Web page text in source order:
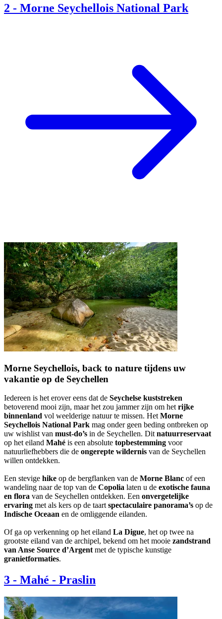
2 - Morne Seychellois National Park
Morne Seychellois, back to nature tijdens uw
vakantie op de Seychellen
Iedereen is het erover eens dat de Seychelse kuststreken
betoverend mooi zijn, maar het zou jammer zijn om het rijke
binnenland vol weelderige natuur te missen. Het Morne
Seychellois National Park mag onder geen beding ontbreken op
uw wishlist van must-do’s in de Seychellen. Dit natuurreservaat
op het eiland Mahé is een absolute topbestemming voor
natuurliefhebbers die de ongerepte wildernis van de Seychellen
willen ontdekken.
Een stevige hike op de bergflanken van de Morne Blanc of een
wandeling naar de top van de Copolia laten u de exotische fauna
en flora van de Seychellen ontdekken. Een onvergetelijke
ervaring met als kers op de taart spectaculaire panorama’s op de
Indische Oceaan en de omliggende eilanden.
Of ga op verkenning op het eiland La Digue, het op twee na
grootste eiland van de archipel, bekend om het mooie zandstrand
van Anse Source d’Argent met de typische kunstige
granietformaties.
3 - Mahé - Praslin